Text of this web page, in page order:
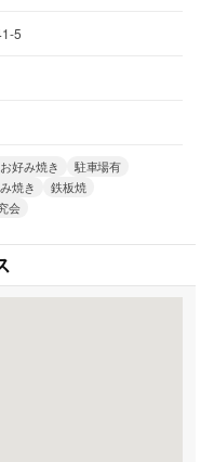
5
好み焼き
駐車場有
焼き
鉄板焼
会